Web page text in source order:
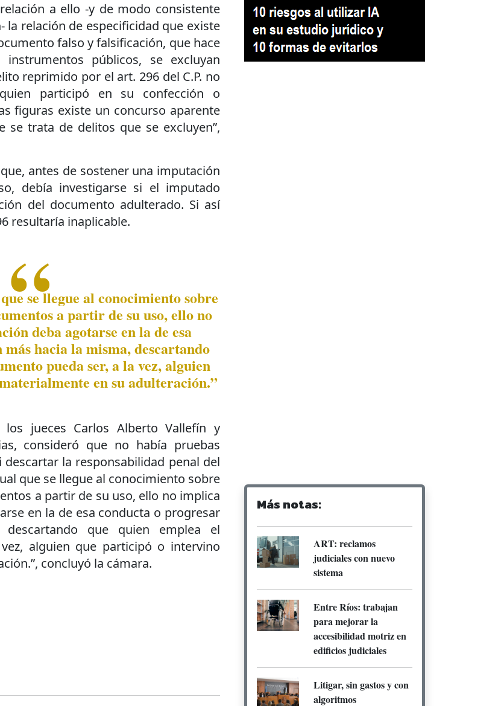
a ello -y de modo consistente
la relación de especificidad que existe
falso y falsificación, que hace
públicos, se excluyan
reprimido por el art. 296 del C.P. no
participó en su confección o
figuras existe un concurso aparente
se trata de delitos que se excluyen”,
antes de sostener una imputación
debía investigarse si el imputado
del documento adulterado. Si así
resultaría inaplicable.
se llegue al conocimiento sobre
a partir de su uso, ello no
deba agotarse en la de esa
hacia la misma, descartando
pueda ser, a la vez, alguien
en su adulteración.”
jueces Carlos Alberto Vallefín y
consideró que no había pruebas
la responsabilidad penal del
que se llegue al conocimiento sobre
a partir de su uso, ello no implica
en la de esa conducta o progresar
que quien emplea el
alguien que participó o intervino
concluyó la cámara.
Más notas:
ART: reclamos
judiciales con nuevo
sistema
Entre Ríos: trabajan
para mejorar la
accesibilidad motriz en
edificios judiciales
Litigar, sin gastos y con
algoritmos